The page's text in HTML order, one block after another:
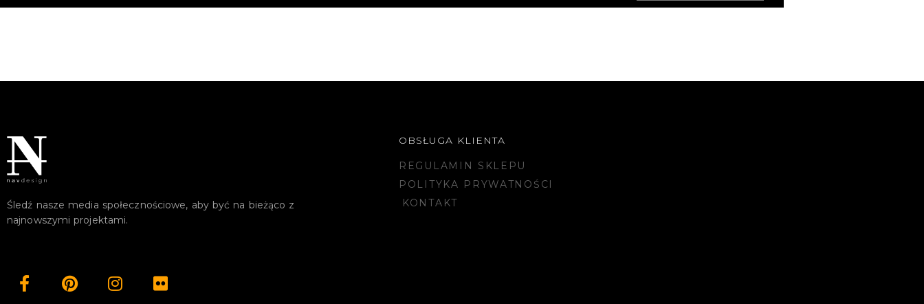
Śledź nasze media społecznościowe, aby być na bieżąco z
najnowszymi projektami.
OBSŁUGA KLIENTA
REGULAMIN SKLEPU
POLITYKA PRYWATNOŚCI
KONTAKT